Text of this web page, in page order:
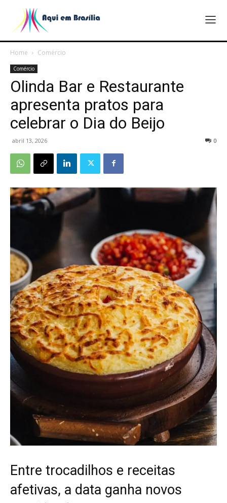
Home Comércio
Comércio
Olinda Bar e Restaurante
apresenta pratos para
celebrar o Dia do Beijo
abril 13, 2026 0
Entre trocadilhos e receitas
afetivas, a data ganha novos